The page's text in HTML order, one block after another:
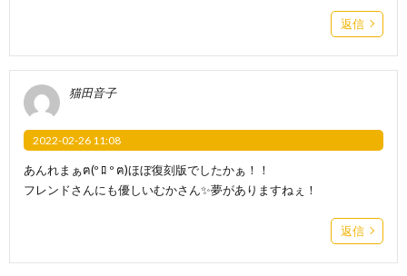
返信
猫田音子
2022-02-26 11:08
あんれまぁฅ(º ﾛ º ฅ)ほぼ復刻版でしたかぁ！！
フレンドさんにも優しいむかさん✨夢がありますねぇ！
返信